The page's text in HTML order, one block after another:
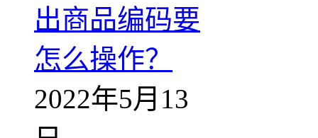
出商品编码要
怎么操作？
2022年5月13